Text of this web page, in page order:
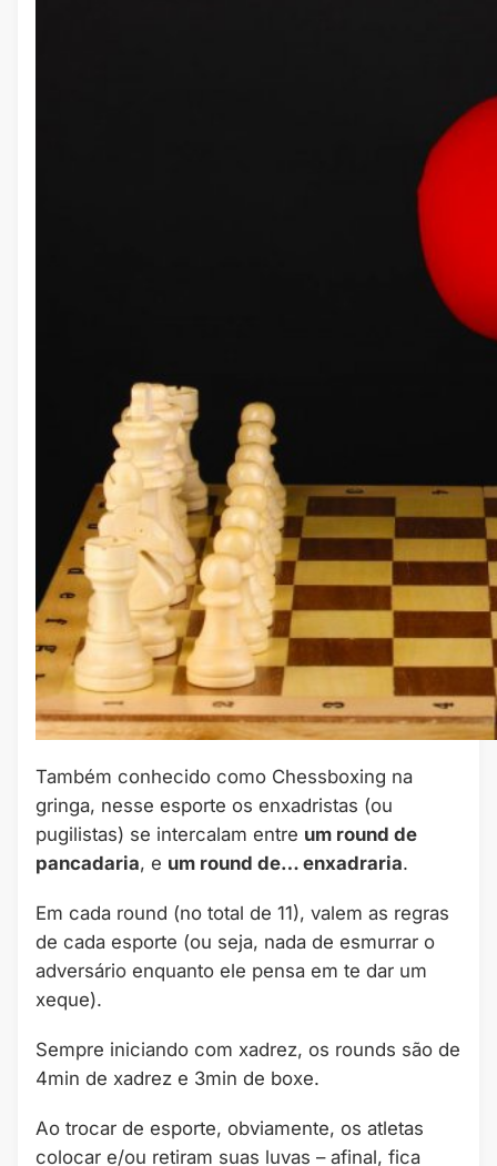
Também conhecido como Chessboxing na
gringa, nesse esporte os enxadristas (ou
pugilistas) se intercalam entre um round de
pancadaria, e um round de… enxadraria.
Em cada round (no total de 11), valem as regras
de cada esporte (ou seja, nada de esmurrar o
adversário enquanto ele pensa em te dar um
xeque).
Sempre iniciando com xadrez, os rounds são de
4min de xadrez e 3min de boxe.
Ao trocar de esporte, obviamente, os atletas
colocar e/ou retiram suas luvas – afinal, fica